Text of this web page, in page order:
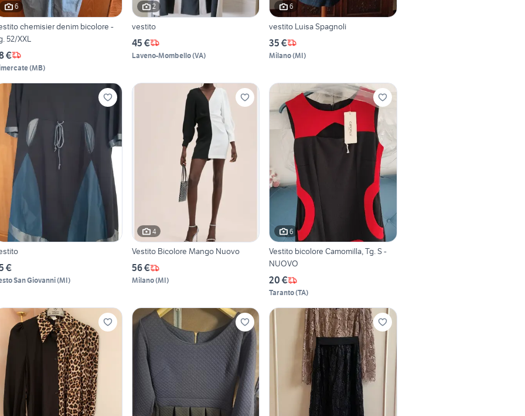
6
chemisier denim bicolore -
52/XXL
€
(MB)
2
vestito
45 €
Laveno-Mombello(VA)
6
vestito Luisa Spagnoli
35 €
Milano(MI)
€
San Giovanni(MI)
4
Vestito Bicolore Mango Nuovo
56 €
Milano(MI)
6
Vestito bicolore Camomilla, Tg. S -
NUOVO
20 €
Taranto(TA)